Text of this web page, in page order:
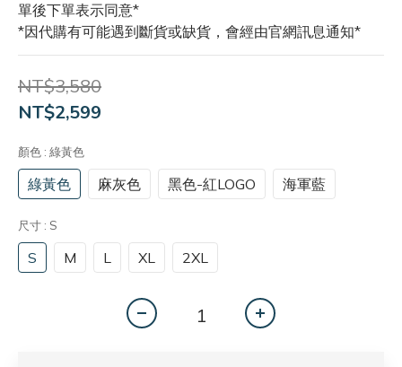
單後下單表示同意*
*因代購有可能遇到斷貨或缺貨，會經由官網訊息通知*
NT$3,580
NT$2,599
顏色 : 綠黃色
綠黃色 麻灰色 黑色-紅LOGO 海軍藍
尺寸 : S
S M L XL 2XL